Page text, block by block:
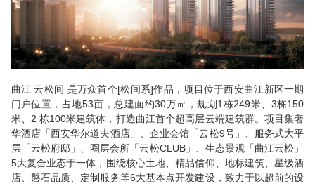
曲江 云松间 是万众首个[松间系]作品，项目位于西安曲江新区一期
门户位置，占地53亩，总建面约30万㎡，规划1栋249米、3栋150
米、2 栋100米建筑体，打造曲江首个超高层云端建筑群。项目集奢
华酒店「西安华尔道夫酒店」、企业会馆「云松9号」、服务式大平
层「云松府邸」、圈层会所「云松CLUB」、生态景观「曲江云松」
5大复合业态于一体，围绕核心土地、精品信仰、地标建筑、星级酒
店、磐石品质、定制服务等6大基本点开发建设，致力于以超前的设